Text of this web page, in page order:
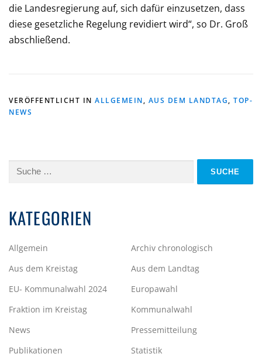
die Landesregierung auf, sich dafür einzusetzen, dass
diese gesetzliche Regelung revidiert wird“, so Dr. Groß
abschließend.
VERÖFFENTLICHT IN ALLGEMEIN, AUS DEM LANDTAG, TOP-
NEWS
Suche
KATEGORIEN
Allgemein
Archiv chronologisch
Aus dem Kreistag
Aus dem Landtag
EU- Kommunalwahl 2024
Europawahl
Fraktion im Kreistag
Kommunalwahl
News
Pressemitteilung
Publikationen
Statistik